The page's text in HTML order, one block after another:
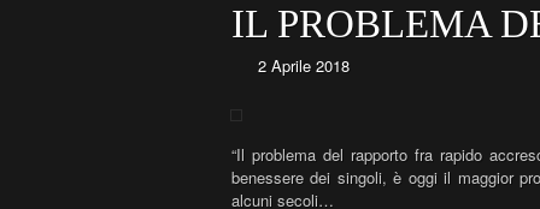
IL PROBLEMA
2 Aprile 2018
“Il problema del rapporto fra rapido
benessere dei singoli, è oggi il maggior
alcuni secoli…